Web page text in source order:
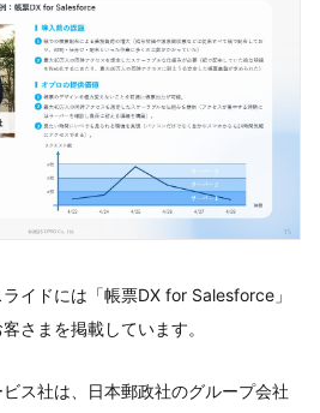
イドには「帳票DX for Salesforce」
さまを掲載しています。
ス社は、日本郵政社のグループ会社